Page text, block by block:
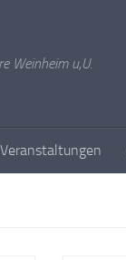
Weinheim u,U.